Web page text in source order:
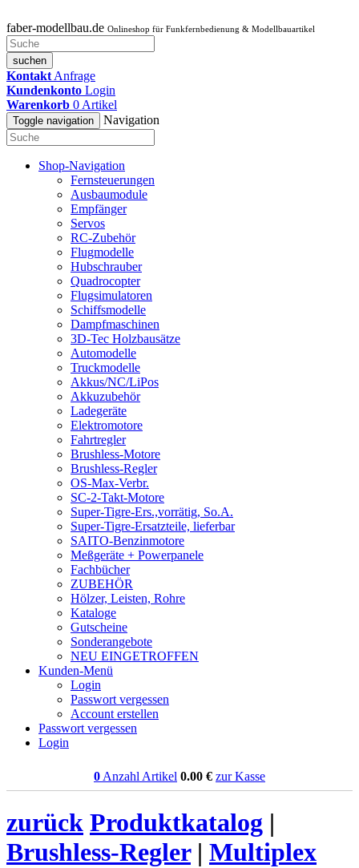
faber-modellbau.de Onlineshop für Funkfernbedienung & Modellbauartikel
suchen
Kontakt Anfrage
Kundenkonto Login
Warenkorb 0 Artikel
Toggle navigation Navigation
Shop-Navigation
Fernsteuerungen
Ausbaumodule
Empfänger
Servos
RC-Zubehör
Flugmodelle
Hubschrauber
Quadrocopter
Flugsimulatoren
Schiffsmodelle
Dampfmaschinen
3D-Tec Holzbausätze
Automodelle
Truckmodelle
Akkus/NC/LiPos
Akkuzubehör
Ladegeräte
Elektromotore
Fahrtregler
Brushless-Motore
Brushless-Regler
OS-Max-Verbr.
SC-2-Takt-Motore
Super-Tigre-Ers.,vorrätig, So.A.
Super-Tigre-Ersatzteile, lieferbar
SAITO-Benzinmotore
Meßgeräte + Powerpanele
Fachbücher
ZUBEHÖR
Hölzer, Leisten, Rohre
Kataloge
Gutscheine
Sonderangebote
NEU EINGETROFFEN
Kunden-Menü
Login
Passwort vergessen
Account erstellen
Passwort vergessen
Login
0 Anzahl Artikel 0.00 € zur Kasse
zurück Produktkatalog |
Brushless-Regler| Multiplex